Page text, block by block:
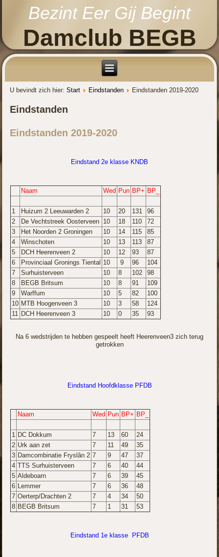
Bezint Eer Gij Begint
Damclub BEGB
U bevindt zich hier:Start Eindstanden Eindstanden 2019-2020
Eindstanden
Eindstanden 2019-2020
Eindstand 2e klasse KNDB
Naam Wed Pun BP+ BP_
1 Huizum 2 Leeuwarden 2 10 20 131
96
2
De Vechtstreek Oosterveen 10 18 110
72
3
Het Noorden 2 Groningen 10 14 115
85
4
Winschoten 10 13 113
87
5
DCH Heerenveen 2 10 12 93
87
6
Provinciaal Gronings Tiental 10 9 96
104
7
Surhuisterveen 10 8 102
98
8
BEGB Britsum 10 8 91
109
9
Warffum 10 5 82
100
10 MTB Hoogenveen 3 10 3 58
124
11 DCH Heerenveen 3 10 0 35 93
Na 6 wedstrijden te hebben gespeelt heeft Heerenveen3 zich terug
getrokken
Eindstand Hoofdklasse PFDB
Naam Wed Pun BP+ BP_
1 DC Dokkum 7 13 60
24
2 Urk aan zet 7 11 49
35
3 Damcombinatie Fryslân 2 7 9 47
37
4 TTS Surhuisterveen 7 6 40
44
5 Aldeboarn 7 6 39
45
6 Lemmer 7 6 36
48
7 Oerterp/Drachten 2 7 4 34
50
8 BEGB Britsum 7 1 31 53
Eindstand 1e klasse PFDB